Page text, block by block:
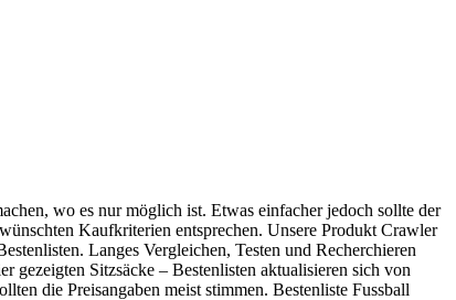
wo es nur möglich ist. Etwas einfacher jedoch sollte der
Kaufkriterien entsprechen. Unsere Produkt Crawler
Langes Vergleichen, Testen und Recherchieren
gezeigten Sitzsäcke – Bestenlisten aktualisieren sich von
die Preisangaben meist stimmen. Bestenliste Fussball